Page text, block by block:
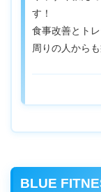
す！
食事改善とト
周りの人から
BLUE